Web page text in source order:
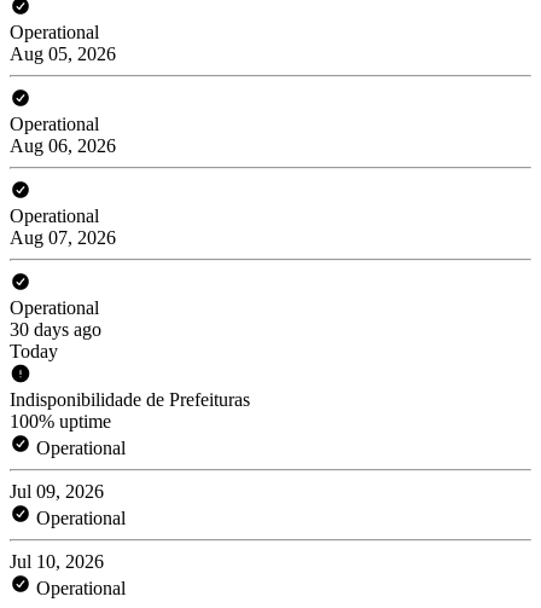
Operational
Aug 05, 2026
Operational
Aug 06, 2026
Operational
Aug 07, 2026
Operational
30 days ago
Today
Indisponibilidade de Prefeituras
100% uptime
Operational
Jul 09, 2026
Operational
Jul 10, 2026
Operational